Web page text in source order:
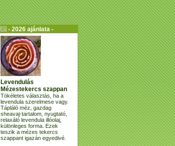
- 2026 ajánlata -
Levendulás
Mézestekercs szappan
Tökéletes választás, ha a
levendula szerelmese vagy.
Tápláló méz, gazdag
sheavaj-tartalom, nyugtató,
relaxáló levendula illóolaj,
különleges forma. Ezek
teszik a mézes tekercs
szappant igazán egyedivé.